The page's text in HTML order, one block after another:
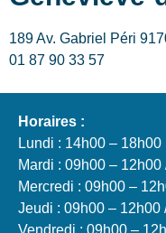
189 Av. Gabriel Péri
01 87 90 33 57
Horaires :
Lundi : 14h00 – 18h00
Mardi : 09h00 –
Mercredi : 09h00 –
Jeudi : 09h00 – 12h00